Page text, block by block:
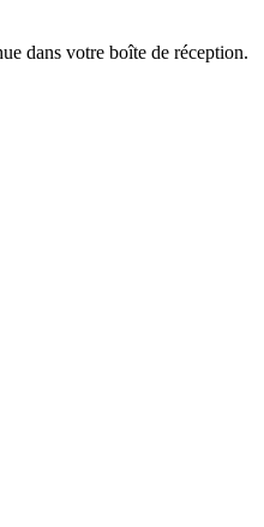
dans votre boîte de réception.